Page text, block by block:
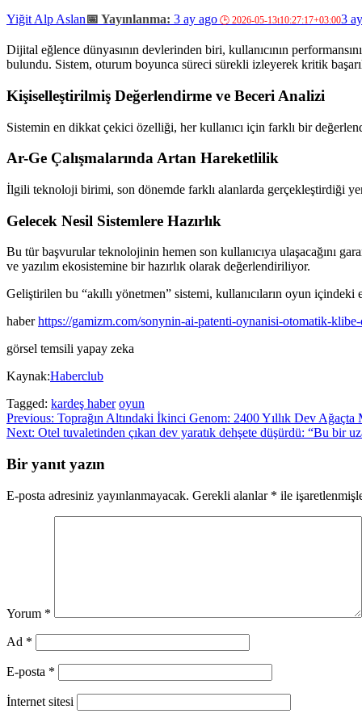
Yiğit Alp Aslan 3 ay ago 3
Dijital eğlence dünyasının devlerinden biri, kullanıcının
bulundu. Sistem, oturum boyunca süreci sürekli izleyerek kritik
Kişiselleştirilmiş Değerlendirme ve Beceri Analizi
Sistemin en dikkat çekici özelliği, her kullanıcı için farklı bir
Ar-Ge Çalışmalarında Artan Hareketlilik
İlgili teknoloji birimi, son dönemde farklı alanlarda gerçekleştirdiği
Gelecek Nesil Sistemlere Hazırlık
Bu tür başvurular teknolojinin hemen son kullanıcıya ulaşacağını
ve yazılım ekosistemine bir hazırlık olarak değerlendiriliyor.
Geliştirilen bu “akıllı yönetmen” sistemi, kullanıcıların oyun
haberhttps://gamizm.com/sonynin-ai-patenti-oynanisi-otomatik-
görsel temsili yapay zeka
Kaynak:Haberclub
Tagged: kardeş haber oyun
Yazı
gezinmesi
Previous: Toprağın Altındaki İkinci Genom: 2400 Yıllık Dev
Next: Otel tuvaletinden çıkan dev yaratık dehşete düşürdü: “Bu bir
Bir yanıt yazın
E-posta adresiniz yayınlanmayacak. Gerekli alanlar * ile
Yorum *
Ad *
E-posta *
İnternet sitesi